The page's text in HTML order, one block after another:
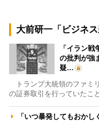
大前研一「ビジネ
「イラン
の批判が強
疑…
トランプ大統領のファミ
の証券取引を行っていたこ
「いつ暴発してもおか